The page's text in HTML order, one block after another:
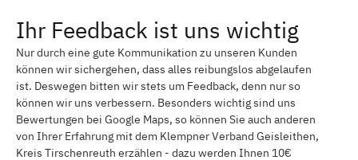
Ihr Feedback ist uns wichtig
Nur durch eine gute Kommunikation zu unseren Kunden
können wir sichergehen, dass alles reibungslos abgelaufen
ist. Deswegen bitten wir stets um Feedback, denn nur so
können wir uns verbessern. Besonders wichtig sind uns
Bewertungen bei Google Maps, so können Sie auch anderen
von Ihrer Erfahrung mit dem Klempner Verband Geisleithen,
Kreis Tirschenreuth erzählen - dazu werden Ihnen 10€